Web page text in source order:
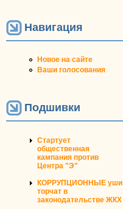
Навигация
Новое на сайте
Ваши голосования
Подшивки
Стартует
общественная
кампания против
Центра "Э"
КОРРУПЦИОННЫЕ уши
торчат в
законодательстве ЖКХ